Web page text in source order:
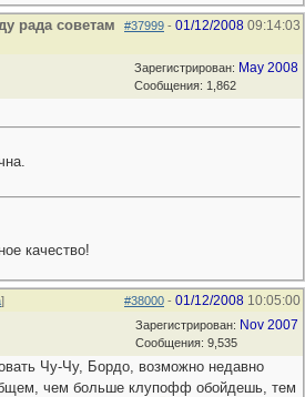
#37999 - 01/12/2008 09:14:03
рада советам
Зарегистрирован: May 2008
Сообщения: 1,862
качество!
#38000 - 01/12/2008 10:05:00
]
Зарегистрирован: Nov 2007
Сообщения: 9,535
Чу-Чу, Бордо, возможно недавно
чем больше клупофф обойдешь, тем